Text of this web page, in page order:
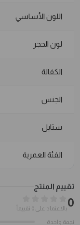
اللون الأساسي
لون الحجر
الكفالة
الجنس
ستايل
الفئة العمرية
تقييم المنتج
0بالاعتماد على 0 تقييماً
نجمة واحدة